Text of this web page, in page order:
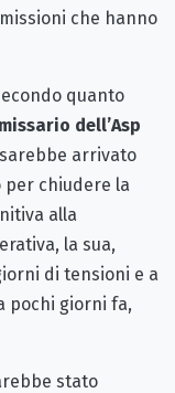
che hanno
quanto
dell’Asp
arrivato
per chiudere la
alla
la sua,
di tensioni e a
pochi giorni fa,
stato